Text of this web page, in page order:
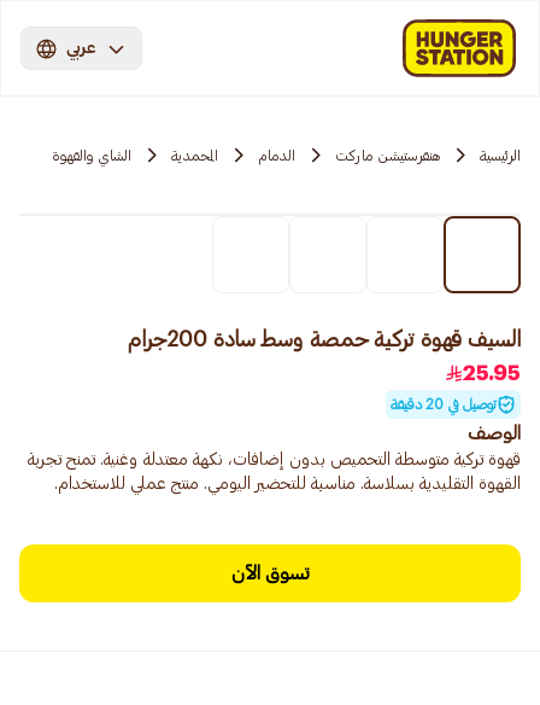
عربي
الرئيسية هنقرستيشن ماركت الدمام المحمدية الشاي والقهوة
السيف قهوة تركية حمصة وسط سادة 200جرام
25.95
توصيل في 20 دقيقة
الوصف
قهوة تركية متوسطة التحميص بدون إضافات، نكهة معتدلة وغنية. تمنح تجربة
القهوة التقليدية بسلاسة. مناسبة للتحضير اليومي. منتج عملي للاستخدام.
تسوق الآن